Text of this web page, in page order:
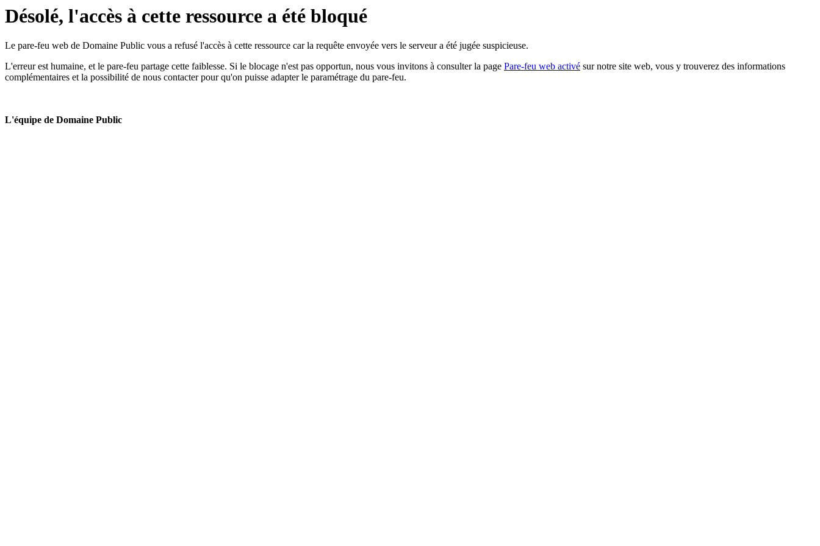
Désolé, l'accès à cette ressource a été bloqué
Le pare-feu web de Domaine Public vous a refusé l'accès à cette ressource car la requête envoyée vers le serveur a été jugée suspicieuse.
L'erreur est humaine, et le pare-feu partage cette faiblesse. Si le blocage n'est pas opportun, nous vous invitons à consulter la page Pare-feu web activé sur notre site web, vous y trouverez des informations
complémentaires et la possibilité de nous contacter pour qu'on puisse adapter le paramétrage du pare-feu.
L'équipe de Domaine Public